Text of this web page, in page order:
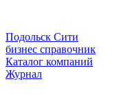
Подольск Сити
бизнес справочник
Каталог компаний
Журнал